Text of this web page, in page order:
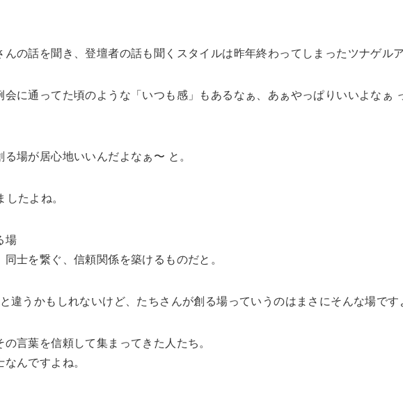
の話を聞き、登壇者の話も聞くスタイルは昨年終わってしまったツナゲルア
に通ってた頃のような「いつも感」もあるなぁ、あぁやっぱりいいよなぁ
場が居心地いいんだよなぁ〜 と。
たよね。
場
士を繋ぐ、信頼関係を築けるものだと。
違うかもしれないけど、たちさんが創る場っていうのはまさにそんな場です
言葉を信頼して集まってきた人たち。
んですよね。